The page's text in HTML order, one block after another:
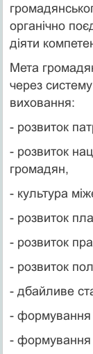
органічно
діяти
Мета
через
виховання:
- розвиток
- розвиток
громадян,
- культура
- розвиток
- розвиток
- розвиток
- дбайливе
- формування
- формування